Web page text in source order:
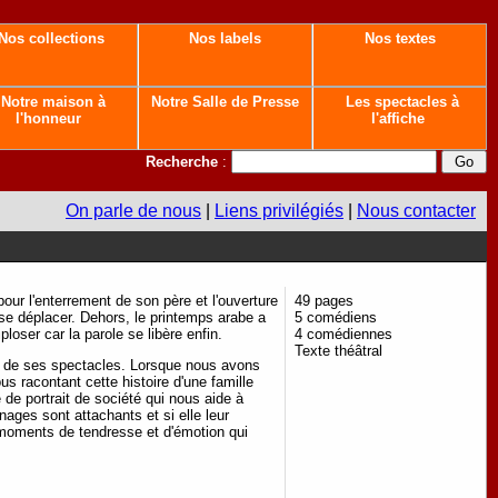
Nos collections Nos labels Nos textes
Notre maison à
l'honneur
Notre Salle de Presse
Les spectacles à
l'affiche
Recherche :
On parle de nous Liens privilégiés Nous contacter
l'enterrement de son père et l'ouverture
déplacer. Dehors, le printemps arabe a
car la parole se libère enfin.
ses spectacles. Lorsque nous avons
racontant cette histoire d'une famille
portrait de société qui nous aide à
sont attachants et si elle leur
de tendresse et d'émotion qui
49 pages
5 comédiens
4 comédiennes
Texte théâtral